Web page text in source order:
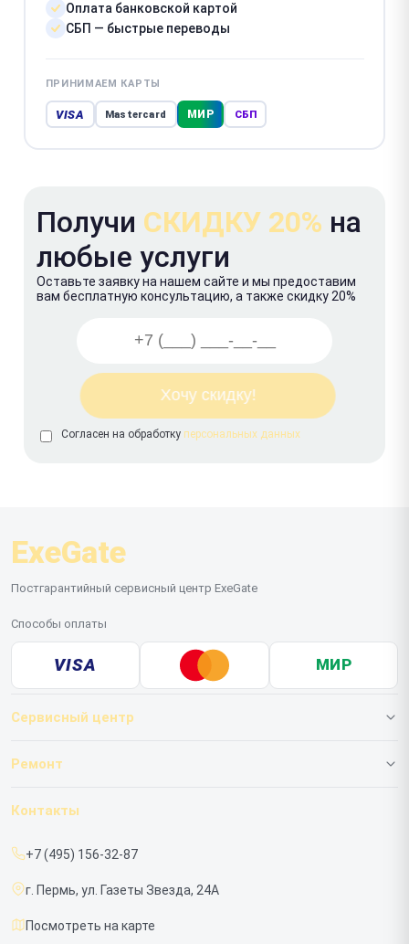
Оплата банковской картой
СБП — быстрые переводы
ПРИНИМАЕМ КАРТЫ
VISA Mastercard МИР СБП
Получи СКИДКУ 20% на
любые услуги
Оставьте заявку на нашем сайте и мы предоставим
вам бесплатную консультацию, а также скидку 20%
Согласен на обработку персональных данных
ExeGate
Постгарантийный сервисный центр ExeGate
Способы оплаты
VISA МИР
Сервисный центр
О нашем сервисе
Срочный ремонт
Доставка и способы оплаты
Диагностика
Ремонт
ИБП
Контакты
+7 (495) 156-32-87
г. Пермь, ул. Газеты Звезда, 24А
Посмотреть на карте